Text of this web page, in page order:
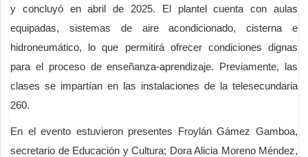
y concluyó en abril de 2025. El plantel cuenta con aulas
equipadas, sistemas de aire acondicionado, cisterna e
hidroneumático, lo que permitirá ofrecer condiciones dignas
para el proceso de enseñanza-aprendizaje. Previamente, las
clases se impartían en las instalaciones de la telesecundaria
260.
En el evento estuvieron presentes Froylán Gámez Gamboa,
secretario de Educación y Cultura; Dora Alicia Moreno Méndez,